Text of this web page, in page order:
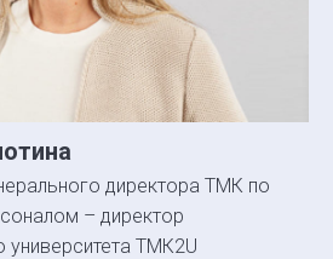
директора ТМК по
– директор
университета ТМК2U